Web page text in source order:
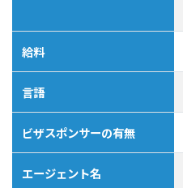
給料
言語
ビザスポンサーの有無
エージェント名